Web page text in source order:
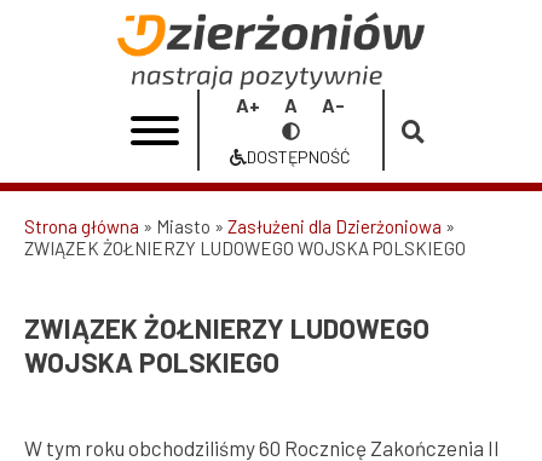
ZWIĄZEK
LUDOWEGO
WOJSKA
POLSKIEGO
Urząd
Miasta
Increase
font
Reset
font
size
Decrease
font
Przełącz
na
Dostępność
DOSTĘPNOŚĆ
Ścieżka
Strona główna Miasto
Zasłużeni dla Dzierżoniowa
ZWIĄZEK ŻOŁNIERZY LUDOWEGO WOJSKA POLSKIEGO
ZWIĄZEK ŻOŁNIERZY LUDOWEGO
WOJSKA POLSKIEGO
W tym roku obchodziliśmy 60 Rocznicę Zakończenia II